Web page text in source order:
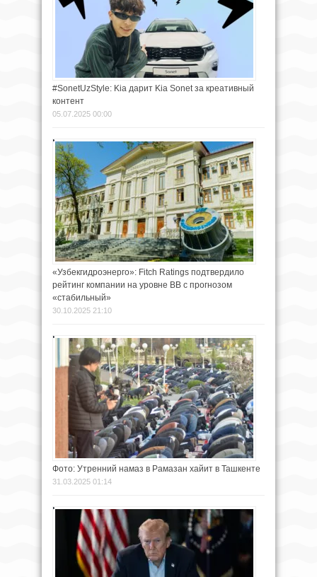
#SonetUzStyle: Kia дарит Kia Sonet за креативный
контент
05.07.2025 00:00
«Узбекгидроэнерго»: Fitch Ratings подтвердило
рейтинг компании на уровне BB с прогнозом
«стабильный»
30.10.2025 21:10
Фото: Утренний намаз в Рамазан хайит в Ташкенте
31.03.2025 01:14